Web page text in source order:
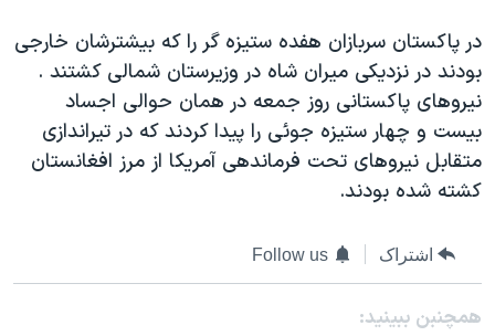
گالری عکس
آرشیو پخش زنده
اعتراضات زن، زندگی، آزادی
مجموعه مستندهای دادخواهی
تریبونال مردمی آبان ۹۸
دادگاه حمید نوری
قانون شفافیت دارائی کادر رهبری ایران
در پاکستان سربازان هفده ستيزه گر را که بيشترشان خارجی
بودند در نزديکی ميران شاه در وزيرستان شمالی کشتند .
نيروهای پاکستانی روز جمعه در همان حوالی اجساد
بيست و چهار ستيزه جوئی را پيدا کردند که در تيراندازی
متقابل نيروهای تحت فرماندهی آمريکا از مرز افغانستان
کشته شده بودند.
اشتراک Follow us
همچنبن ببینید: